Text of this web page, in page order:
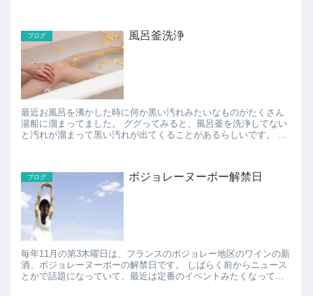
ブログ 風呂釜洗浄
最近お風呂を沸かした時に何か黒い汚れみたいなものがたくさん
湯船に溜まってました。 ググってみると、風呂釜を洗浄してない
と汚れが溜まって黒い汚れが出てくることがあるらしいです。 風
ブログ ボジョレーヌーボー解禁日
毎年11月の第3木曜日は、フランスのボジョレー地区のワインの新
酒、ボジョレーヌーボーの解禁日です。 しばらく前からニュース
とかで話題になっていて、最近は定番のイベントみたくなってき